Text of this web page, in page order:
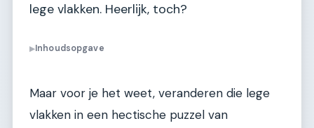
lege vlakken. Heerlijk, toch?
▶Inhoudsopgave
Maar voor je het weet, veranderen die lege
vlakken in een hectische puzzel van